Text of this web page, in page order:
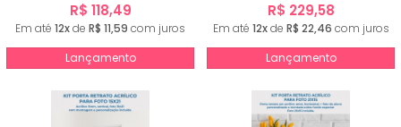
R$ 118,49
Em até 12xde R$ 11,59 com juros
Lançamento
R$ 229,58
Em até 12xde R$ 22,46 com juros
Lançamento